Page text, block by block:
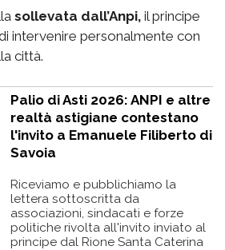
sollevata dall’Anpi, il principe
intervenire personalmente con
città.
Palio di Asti 2026: ANPI e altre
realtà astigiane contestano
l'invito a Emanuele Filiberto di
Savoia
Riceviamo e pubblichiamo la
lettera sottoscritta da
associazioni, sindacati e forze
politiche rivolta all'invito inviato al
principe dal Rione Santa Caterina